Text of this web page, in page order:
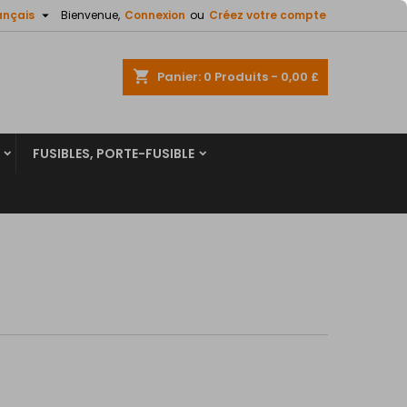
Bienvenue, Connexion ou Créez votre compte

shopping_cart Panier: 0 Produits - 0,00 £
FUSIBLES, PORTE-FUSIBLE